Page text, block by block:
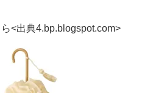
<出典4.bp.blogspot.com>